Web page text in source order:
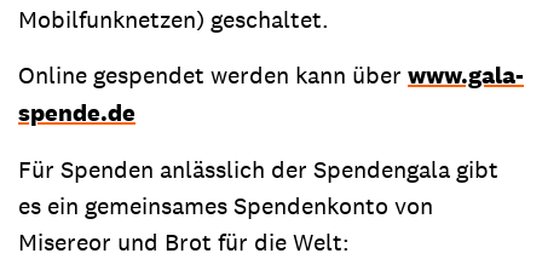
Mobilfunknetzen) geschaltet.
Online gespendet werden kann über www.gala-
spende.de
Für Spenden anlässlich der Spendengala gibt
es ein gemeinsames Spendenkonto von
Misereor und Brot für die Welt: